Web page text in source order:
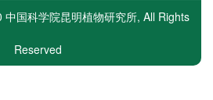
中国科学院昆明植物研究所, All Rights
Reserved